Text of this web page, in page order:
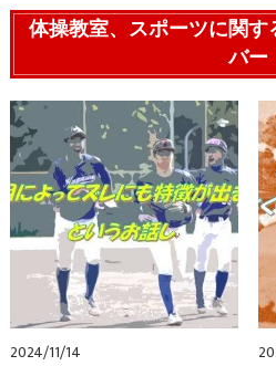
体操教室、スポーツに関
バー
2024/11/14